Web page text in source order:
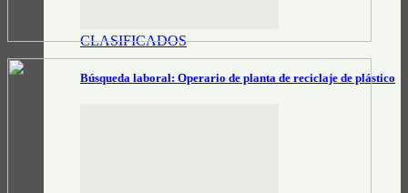
CLASIFICADOS
Búsqueda laboral: Operario de planta de reciclaje de plástico